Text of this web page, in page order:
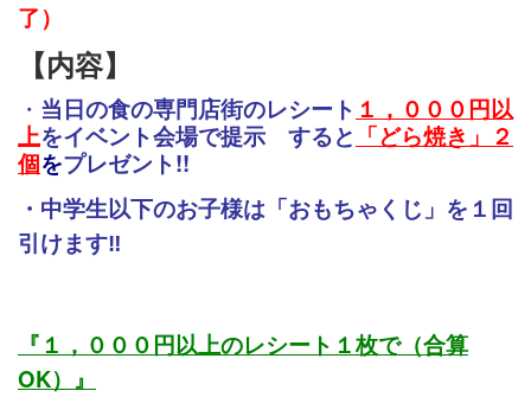
了）
【内容】
・ 当日の食の専門店街のレシート １，０００円以
上をイベント会場で提示 すると 「どら焼き」２
個をプレゼント!!
・中学生以下のお子様は「おもちゃくじ」を１回
引けます‼
『１，０００円以上のレシート１枚で（合算
OK）』